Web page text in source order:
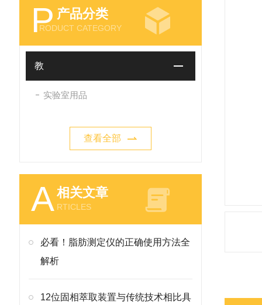
P 产品分类
RODUCT CATEGORY
教
实验室用品
查看全部
A相关文章
RTICLES
必看！脂肪测定仪的正确使用方法全
解析
12位固相萃取装置与传统技术相比具